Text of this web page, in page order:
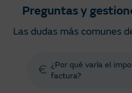
Preguntas y
Las dudas más comunes
¿Por qué varía el
factura?